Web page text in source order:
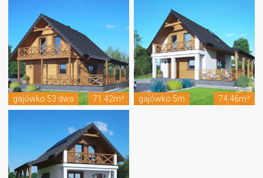
gajówko 53 dws 71.42m² gajówko 5m 74.46m²